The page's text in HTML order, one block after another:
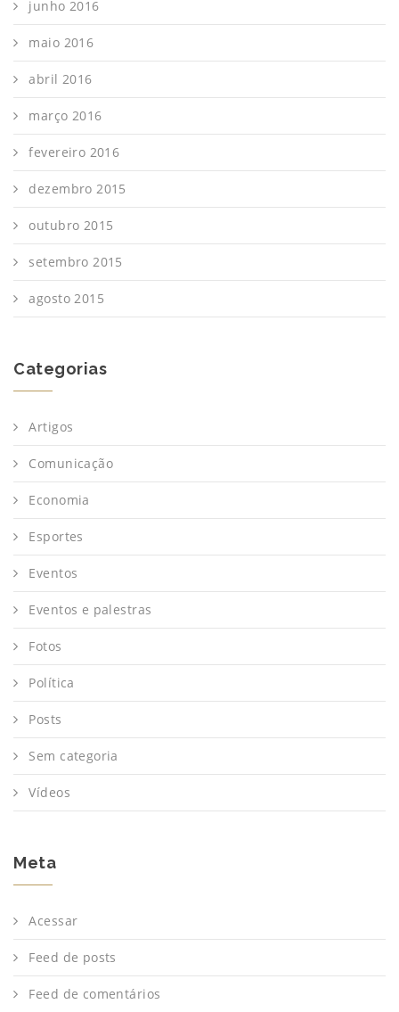
junho 2016
maio 2016
abril 2016
março 2016
fevereiro 2016
dezembro 2015
outubro 2015
setembro 2015
agosto 2015
Categorias
Artigos
Comunicação
Economia
Esportes
Eventos
Eventos e palestras
Fotos
Política
Posts
Sem categoria
Vídeos
Meta
Acessar
Feed de posts
Feed de comentários